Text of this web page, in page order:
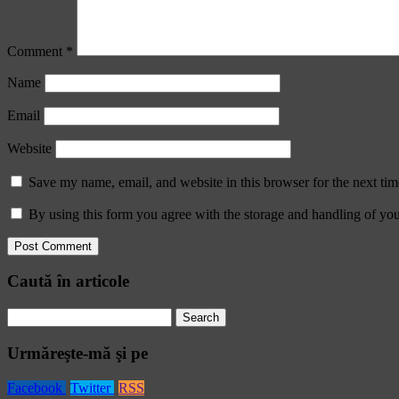
Comment *
Name
Email
Website
Save my name, email, and website in this browser for the next
By using this form you agree with the storage and handling of
Caută în articole
for:
Urmăreşte-mă şi pe
Facebook Twitter RSS